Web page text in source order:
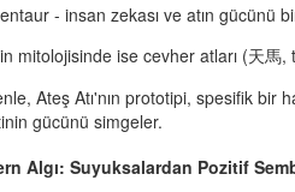
- insan zekası ve atın gücünü
mitolojisinde ise cevher atları (天馬,
Ateş Atı'nın prototipi, spesifik bir
gücünü simgeler.
Algı: Suyuksalardan Pozitif